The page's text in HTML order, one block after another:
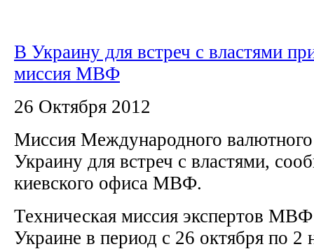
В Украину для встреч с властями
миссия МВФ
26 Октября 2012
Миссия Международного
Украину для встреч с властями,
киевского офиса МВФ.
Техническая миссия экспертов МВФ
Украине в период с 26 октября по 2